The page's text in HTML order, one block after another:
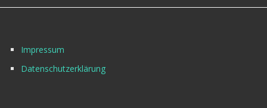
Impressum
Datenschutzerklärung